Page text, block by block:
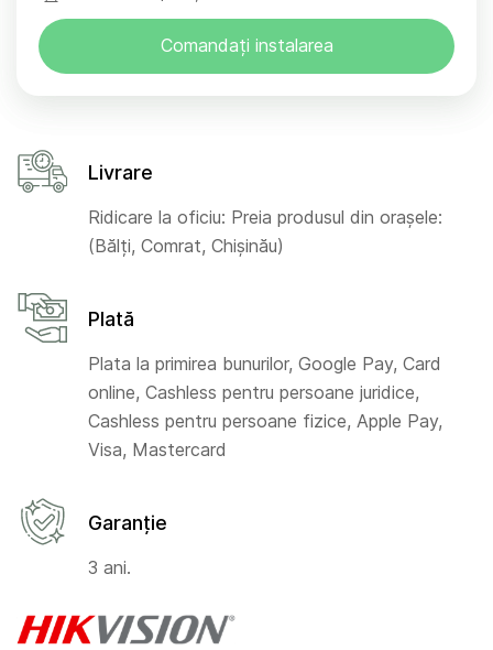
Comandați instalarea
Livrare
Ridicare la oficiu: Preia produsul din orașele:
(Bălți, Comrat, Chișinău)
Plată
Plata la primirea bunurilor, Google Pay, Card
online, Cashless pentru persoane juridice,
Cashless pentru persoane fizice, Apple Pay,
Visa, Mastercard
Garanție
3 ani.